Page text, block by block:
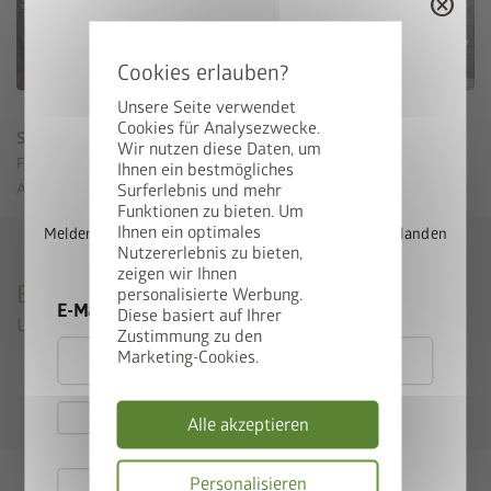
Unsere Seite verwendet
Cookies für Analysezwecke.
Wir nutzen diese Daten, um
Ihnen ein bestmögliches
Surferlebnis und mehr
Funktionen zu bieten. Um
Ihnen ein optimales
Nutzererlebnis zu bieten,
zeigen wir Ihnen
personalisierte Werbung.
Diese basiert auf Ihrer
Zustimmung zu den
Marketing-Cookies.
Alle akzeptieren
Personalisieren
Stufenfundament
Für das Betonfundament mit Stufe ist kein Biohort
Alu-Bodenrahmen erforderlich.
Beachten Sie unsere Betonfundamentpläne
und Hinweise zur Abdichtung
Betonfundamentplan CasaNova
Stufenfundamentplan CasaNova
StyleBox gewinnen
Melden Sie sich jetzt für unseren Newsletter an und landen
Sie automatisch im Lostopf.
E-Mail
Hiermit akzeptiere ich
die
Datenschutzbestimmungen
Hiermit akzeptiere ich die